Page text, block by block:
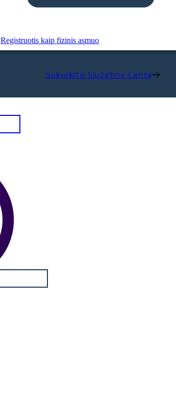
Registruotis kaip fizinis asmuo
Sukurkite Siužetinę Lentą